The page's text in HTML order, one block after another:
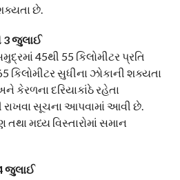
છે.
3 જુલાઈ
45થી 55 કિલોમીટર પ્રતિ
સુધીના ઝોકાની શક્યતા
કેરળના દરિયાકાંઠે રહેતા
રાખવા સૂચના આપવામાં આવી છે.
તથા મધ્ય વિસ્તારોમાં સમાન
જુલાઈ